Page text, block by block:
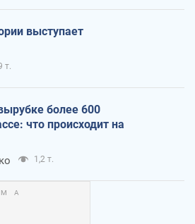
выступает
т.
более 600
что происходит на
1,2 т.